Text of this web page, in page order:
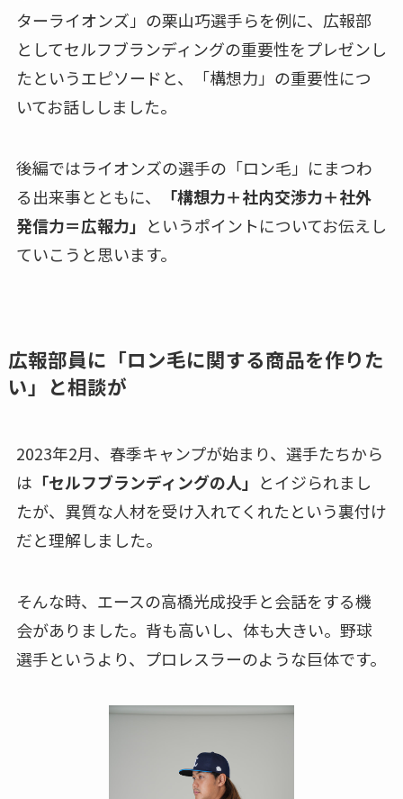
ターライオンズ」の栗山巧選手らを例に、広報部
としてセルフブランディングの重要性をプレゼンし
たというエピソードと、「構想力」の重要性につ
いてお話ししました。
後編ではライオンズの選手の「ロン毛」にまつわ
る出来事とともに、
「構想力＋社内交渉力＋社外
発信力＝広報力」 というポイントについてお伝えし
ていこうと思います。
広報部員に「ロン毛に関する商品を作りた
い」と相談が
2023年2月、春季キャンプが始まり、選手たちから
は 「セルフブランディングの人」 とイジられまし
たが、異質な人材を受け入れてくれたという裏付け
だと理解しました。
そんな時、エースの高橋光成投手と会話をする機
会がありました。背も高いし、体も大きい。野球
選手というより、プロレスラーのような巨体です。